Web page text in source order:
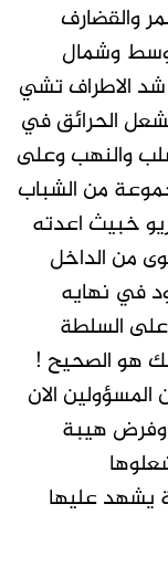
والقضارف
وسط وشمال
الاطراف تشي
الحرائق في
والنهب وعلى
من الشباب
خبيث اعدته
من الداخل
في نهايه
السلطة
هو الصحيح !
المسؤولين الان
هيبة
يشهد عليها